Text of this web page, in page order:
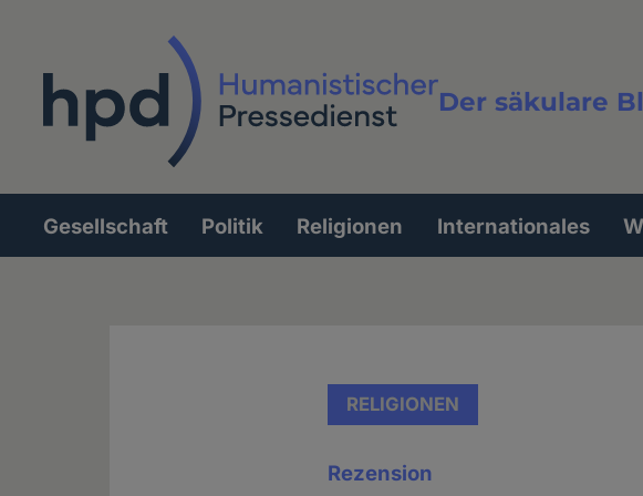
Der säkulare
Volltextsuche
Hauptnavigation
Gesellschaft Politik Religionen Internationales
RELIGIONEN
Rezension